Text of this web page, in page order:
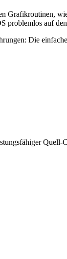
Grafikroutinen,
problemlos auf
Die